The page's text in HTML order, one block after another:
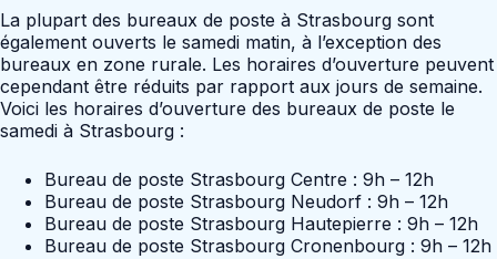
La plupart des bureaux de poste à Strasbourg sont
également ouverts le samedi matin, à l’exception des
bureaux en zone rurale. Les horaires d’ouverture peuvent
cependant être réduits par rapport aux jours de semaine.
Voici les horaires d’ouverture des bureaux de poste le
samedi à Strasbourg :
Bureau de poste Strasbourg Centre : 9h – 12h
Bureau de poste Strasbourg Neudorf : 9h – 12h
Bureau de poste Strasbourg Hautepierre : 9h – 12h
Bureau de poste Strasbourg Cronenbourg : 9h – 12h